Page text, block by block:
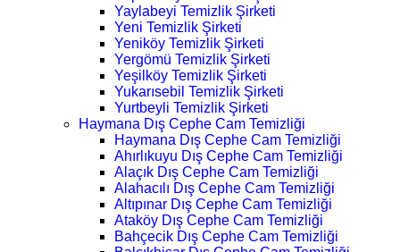
Yaylabeyi Temizlik Şirketi
Yeni Temizlik Şirketi
Yeniköy Temizlik Şirketi
Yergömü Temizlik Şirketi
Yeşilköy Temizlik Şirketi
Yukarısebil Temizlik Şirketi
Yurtbeyli Temizlik Şirketi
Haymana Dış Cephe Cam Temizliği
Haymana Dış Cephe Cam Temizliği
Ahırlıkuyu Dış Cephe Cam Temizliği
Alaçık Dış Cephe Cam Temizliği
Alahacılı Dış Cephe Cam Temizliği
Altıpınar Dış Cephe Cam Temizliği
Ataköy Dış Cephe Cam Temizliği
Bahçecik Dış Cephe Cam Temizliği